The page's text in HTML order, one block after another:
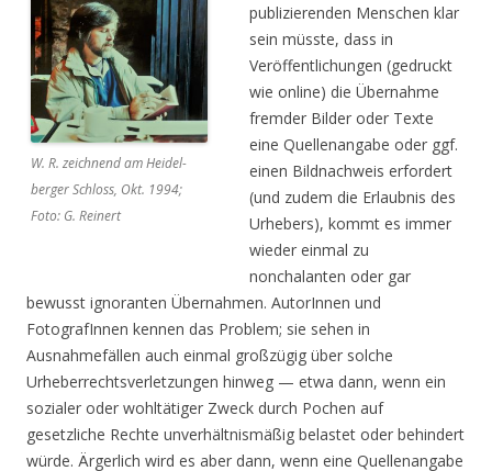
W. R. zeichnend am Heidel-
berger Schloss, Okt. 1994;
Foto: G. Reinert
publizierenden Menschen klar
sein müsste, dass in
Veröffentlichungen (gedruckt
wie online) die Übernahme
fremder Bilder oder Texte
eine Quellenangabe oder ggf.
einen Bildnachweis erfordert
(und zudem die Erlaubnis des
Urhebers), kommt es immer
wieder einmal zu
nonchalanten oder gar
bewusst ignoranten Übernahmen. AutorInnen und
FotografInnen kennen das Problem; sie sehen in
Ausnahmefällen auch einmal großzügig über solche
Urheberrechtsverletzungen hinweg — etwa dann, wenn ein
sozialer oder wohltätiger Zweck durch Pochen auf
gesetzliche Rechte unverhältnismäßig belastet oder behindert
würde. Ärgerlich wird es aber dann, wenn eine Quellenangabe